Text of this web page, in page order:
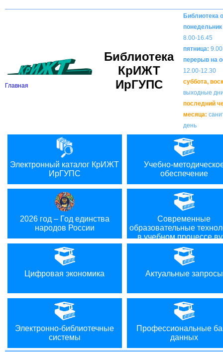
Версия для слабовидящих: Вкл Изображения:
Главная
Библиотека
КрИЖТ
ИрГУПС
Библиотека
понедельник
8.00-16.45
пятница:
перерыв на
12.00-12.30
суббота,
выходные
последний
месяца:
день
Электронный каталог КрИЖТ
ИрГУПС
Учебно-
обеспечение
2026 год – Год единства
народов России
Современные
образовательные
в учебном процессе
Цифровая экономика Актуальные запросы
Электронно-библиотечные
системы
Профессиональные
данных